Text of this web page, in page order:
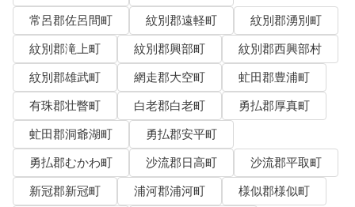
常呂郡佐呂間町
紋別郡遠軽町
紋別郡湧別町
紋別郡滝上町
紋別郡興部町
紋別郡西興部村
紋別郡雄武町
網走郡大空町
虻田郡豊浦町
有珠郡壮瞥町
白老郡白老町
勇払郡厚真町
虻田郡洞爺湖町
勇払郡安平町
勇払郡むかわ町
沙流郡日高町
沙流郡平取町
新冠郡新冠町
浦河郡浦河町
様似郡様似町